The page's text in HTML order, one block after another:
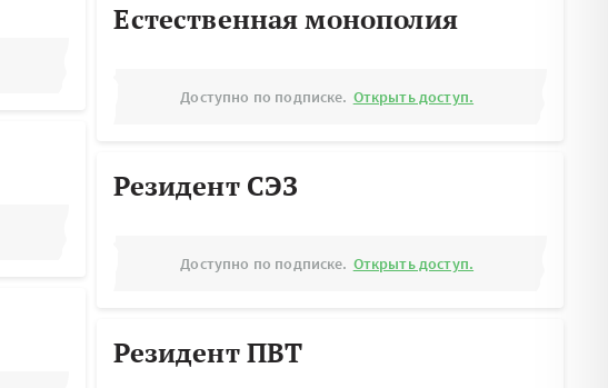
Естественная монополия
Доступно по подписке. Открыть доступ.
Резидент СЭЗ
Доступно по подписке. Открыть доступ.
Резидент ПВТ